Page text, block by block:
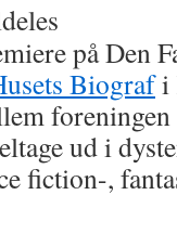
på Den
Biografi
ud i
fiction-,